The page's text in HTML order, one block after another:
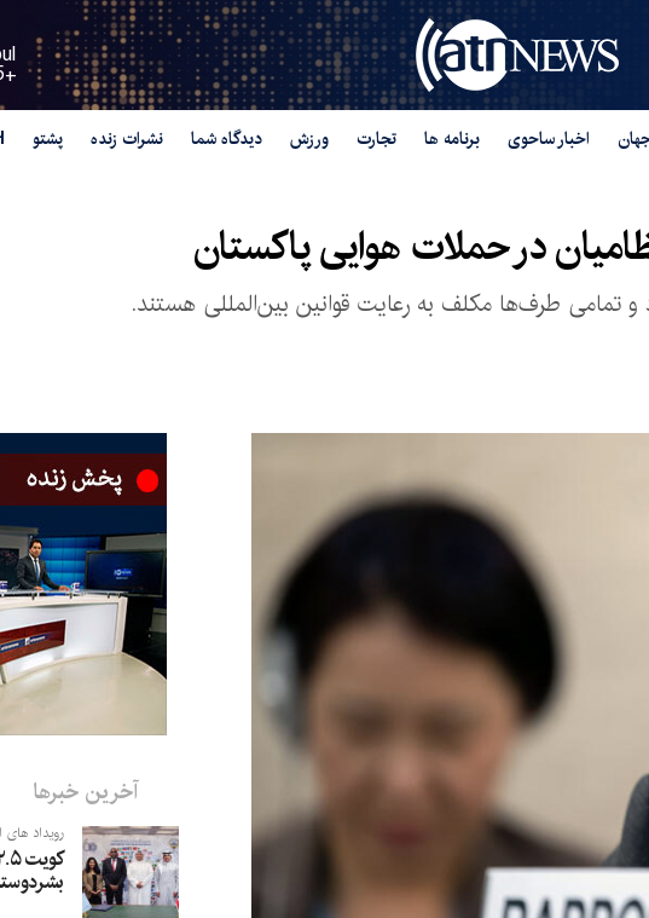
+
اخبار ساحوی برنامه ها تجارت ورزش دیدگاه شما نشرات زنده پشتو
در حملات هوایی پاکستان
و تمامی طرف‌ها مکلف به رعایت قوانین بین‌المللی هستند.
آخرین خبرها
رویداد های